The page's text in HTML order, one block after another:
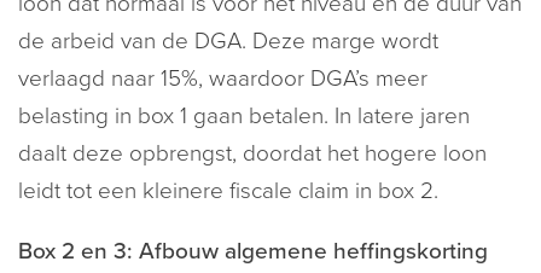
de arbeid van de DGA. Deze marge wordt
verlaagd naar 15%, waardoor DGA’s meer
belasting in box 1 gaan betalen. In latere jaren
daalt deze opbrengst, doordat het hogere loon
leidt tot een kleinere fiscale claim in box 2.
Box 2 en 3: Afbouw algemene heffingskorting